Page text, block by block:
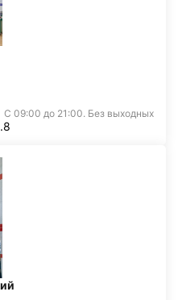
С 09:00 до 21:00. Без выходных